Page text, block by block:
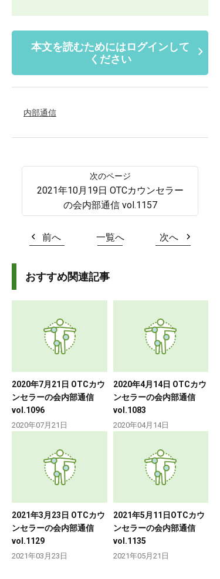
本文を読むためにはログインして
ください
内部通信
2021年10月19日 OTCカウンセラー
の会内部通信 vol.1157
前へ 一覧へ 次へ
おすすめ関連記事
2020年7月21日 OTCカウ
ンセラーの会内部通信
vol.1096
2020年07月21日
2020年4月14日 OTCカウ
ンセラーの会内部通信
vol.1083
2020年04月14日
2021年3月23日 OTCカウ
ンセラーの会内部通信
vol.1129
2021年03月23日
2021年5月11日OTCカウ
ンセラーの会内部通信
vol.1135
2021年05月21日